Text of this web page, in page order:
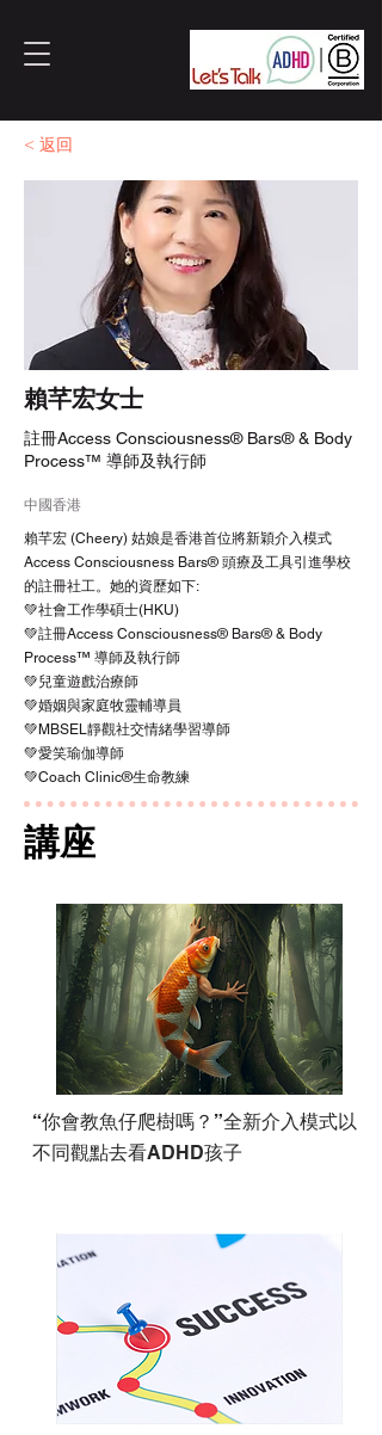
< 返回
賴芊宏女士
註冊Access Consciousness®️ Bars®️ & Body
Process™️ 導師及執行師
中國香港
賴芊宏 (Cheery) 姑娘是香港首位將新穎介入模式
Access Consciousness Bars® 頭療及工具引進學校
的註冊社工。她的資歷如下:
💚社會工作學碩士(HKU)
💚註冊Access Consciousness®️ Bars®️ & Body
Process™️ 導師及執行師
💚兒童遊戲治療師
💚婚姻與家庭牧靈輔導員
💚MBSEL靜觀社交情緒學習導師
💚愛笑瑜伽導師
💚Coach Clinic®️生命教練
講座
“你會教魚仔爬樹嗎？”全新介入模式以
不同觀點去看ADHD孩子